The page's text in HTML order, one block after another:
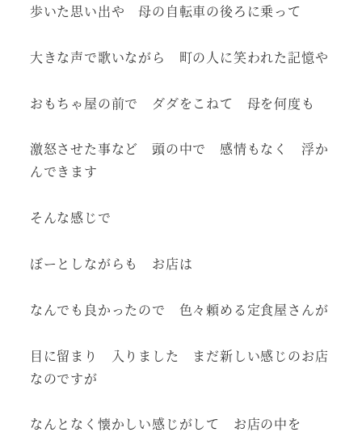
歩いた思い出や 母の自転車の後ろに乗って
大きな声で歌いながら 町の人に笑われた記憶や
おもちゃ屋の前で ダダをこねて 母を何度も
激怒させた事など 頭の中で 感情もなく 浮か
んできます
そんな感じで
ぼーとしながらも お店は
なんでも良かったので 色々頼める定食屋さんが
目に留まり 入りました まだ新しい感じのお店
なのですが
なんとなく懐かしい感じがして お店の中を